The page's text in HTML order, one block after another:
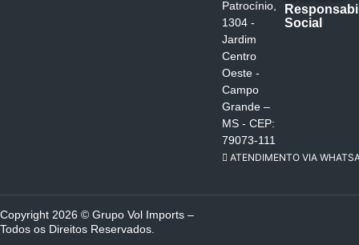
Patrocínio,
1304 -
Jardim
Centro
Oeste -
Campo
Grande –
MS - CEP:
79073-111
ATENDIMENTO VIA
Social
Copyright 2026 © Grupo Vol Imports –
Todos os Direitos Reservados.